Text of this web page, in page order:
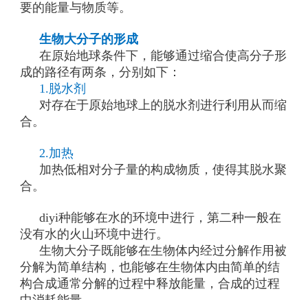
要的能量与物质等。
生物大分子的形成
在原始地球条件下，能够通过缩合使高分子形
成的路径有两条，分别如下：
1.脱水剂
对存在于原始地球上的脱水剂进行利用从而缩
合。
2.加热
加热低相对分子量的构成物质，使得其脱水聚
合。
diyi种能够在水的环境中进行，第二种一般在
没有水的火山环境中进行。
生物大分子既能够在生物体内经过分解作用被
分解为简单结构，也能够在生物体内由简单的结
构合成通常分解的过程中释放能量，合成的过程